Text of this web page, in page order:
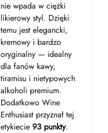
nie wpada w ciężki
likierowy styl. Dzięki
temu jest elegancki,
kremowy i bardzo
oryginalny — idealny
dla fanów kawy,
tiramisu i nietypowych
alkoholi premium.
Dodatkowo Wine
Enthusiast przyznał tej
etykiecie 93 punkty.